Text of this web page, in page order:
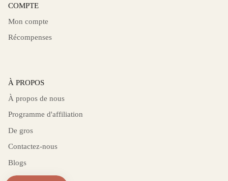
COMPTE
Mon compte
Récompenses
À PROPOS
À propos de nous
Programme d'affiliation
De gros
Contactez-nous
Blogs